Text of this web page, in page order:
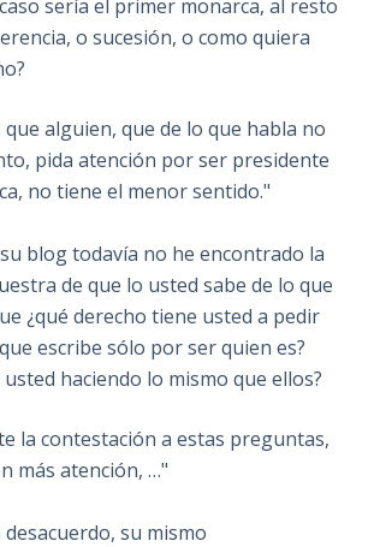
sería el primer monarca, al resto
o sucesión, o como quiera
alguien, que de lo que habla no
pida atención por ser presidente
no tiene el menor sentido."
blog todavía no he encontrado la
de que lo usted sabe de lo que
¿qué derecho tiene usted a pedir
escribe sólo por ser quien es?
haciendo lo mismo que ellos?
la contestación a estas preguntas,
más atención, …"
su mismo